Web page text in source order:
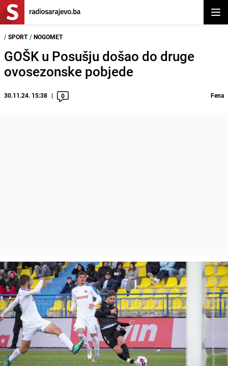
/ SPORT / NOGOMET
GOŠK u Posušju došao do druge
ovosezonske pobjede
30.11.24. 15:38 0 Fena